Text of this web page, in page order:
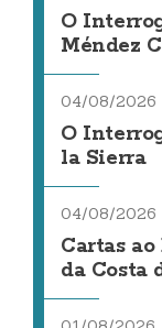
O
Méndez
04/08/2026
O
la Sierra
04/08/2026
Cartas
da Costa